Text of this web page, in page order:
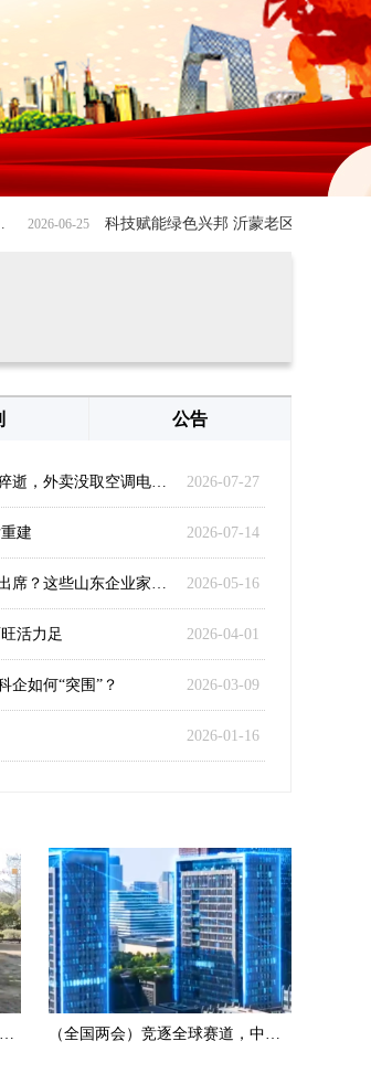
公告
2026-07-27
43岁台湾演员王凯拍戏收工后倒卧客厅猝逝，外卖没取空调电视开着
2026-07-14
建
2026-05-16
欢迎特朗普访华晚宴有哪些中国企业家出席？这些山东企业家在座
2026-04-01
活力足
2026-03-09
企如何“突围”？
2026-01-16
（全国两会）竞逐全球赛道，中国
2026-06-08
能绿色兴邦 沂蒙老区山旺农场